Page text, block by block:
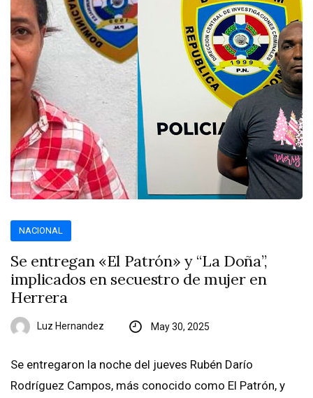
NACIONAL
Se entregan «El Patrón» y “La Doña”,
implicados en secuestro de mujer en
Herrera
Luz Hernandez May 30, 2025
Se entregaron la noche del jueves Rubén Darío
Rodríguez Campos, más conocido como El Patrón, y